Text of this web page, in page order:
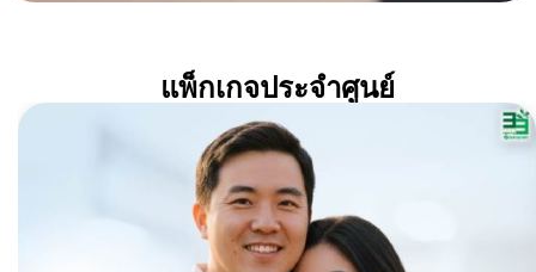
แพ็กเกจประจำศูนย์